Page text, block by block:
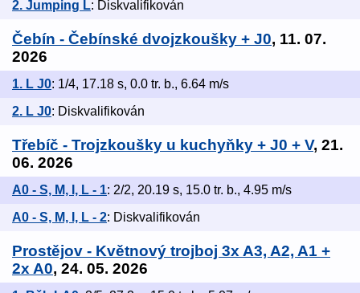
2. Jumping L: Diskvalifikován
Čebín - Čebínské dvojzkoušky + J0, 11. 07.
2026
1. L J0: 1/4, 17.18 s, 0.0 tr. b., 6.64 m/s
2. L J0: Diskvalifikován
Třebíč - Trojzkoušky u kuchyňky + J0 + V, 21.
06. 2026
A0 - S, M, I, L - 1: 2/2, 20.19 s, 15.0 tr. b., 4.95 m/s
A0 - S, M, I, L - 2: Diskvalifikován
Prostějov - Květnový trojboj 3x A3, A2, A1 +
2x A0, 24. 05. 2026